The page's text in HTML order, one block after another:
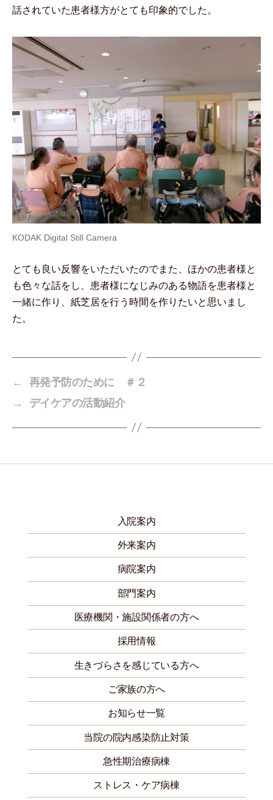
話されていた患者様方がとても印象的でした。
KODAK Digital Still Camera
とても良い反響をいただいたのでまた、ほかの患者様と
も色々な話をし、患者様になじみのある物語を患者様と
一緒に作り、紙芝居を行う時間を作りたいと思いまし
た。
←
再発予防のために ＃２
→
デイケアの活動紹介
入院案内
外来案内
病院案内
部門案内
医療機関・施設関係者の方へ
採用情報
生きづらさを感じている方へ
ご家族の方へ
お知らせ一覧
当院の院内感染防止対策
急性期治療病棟
ストレス・ケア病棟